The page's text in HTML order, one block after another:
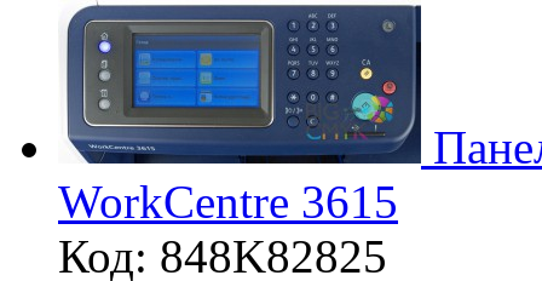
WorkCentre 3615
Код: 848K82825